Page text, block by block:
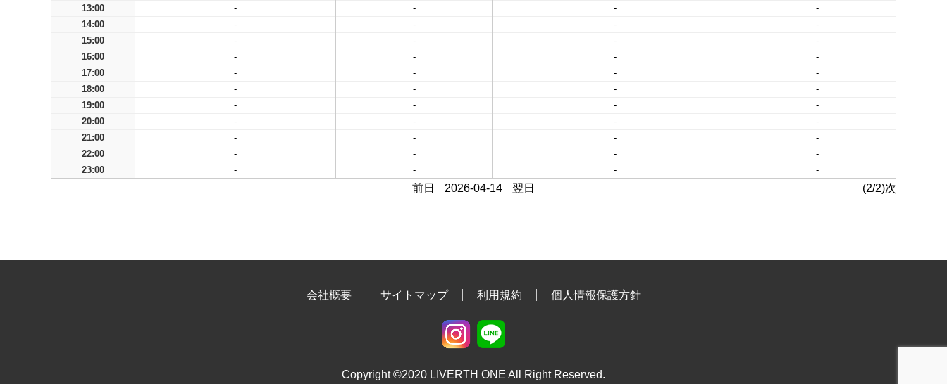
13:00
- - -
-
14:00
- - -
-
15:00
- - -
-
16:00
- - -
-
17:00
- - -
-
18:00
- - -
-
19:00
- - -
-
20:00
- - -
-
21:00
- - -
-
22:00
- - -
-
23:00
- - - -
前日 2026-04-14 翌日 (2/2)次
会社概要 サイトマップ 利用規約 個人情報保護方針
Copyright ©2020 LIVERTH ONE All Right Reserved.